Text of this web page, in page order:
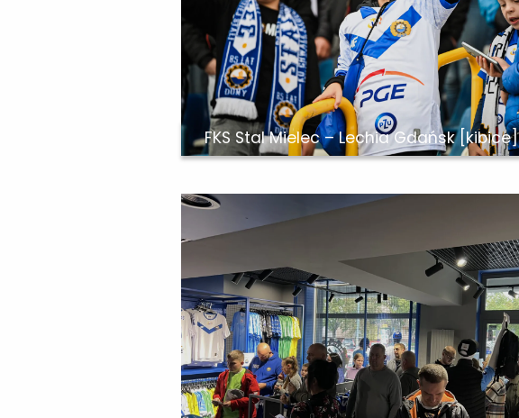
FKS Stal Mielec – Lechia Gdańsk [kibice]